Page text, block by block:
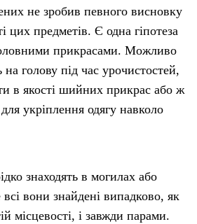
не зробив певного висновку
цих предметів. Є одна гіпотеза
прикрасами. Можливо
голову під час урочистостей,
в якості шийних прикрас або ж
укріплення одягу навколо
знаходять в могилах або
вони знайдені випадково, як
місцевості, і завжди парами.